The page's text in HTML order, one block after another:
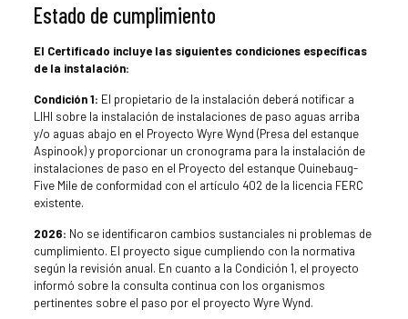
Estado de cumplimiento
El Certificado incluye las siguientes condiciones específicas
de la instalación:
Condición 1: El propietario de la instalación deberá notificar a
LIHI sobre la instalación de instalaciones de paso aguas arriba
y/o aguas abajo en el Proyecto Wyre Wynd (Presa del estanque
Aspinook) y proporcionar un cronograma para la instalación de
instalaciones de paso en el Proyecto del estanque Quinebaug-
Five Mile de conformidad con el artículo 402 de la licencia FERC
existente.
2026: No se identificaron cambios sustanciales ni problemas de
cumplimiento. El proyecto sigue cumpliendo con la normativa
según la revisión anual. En cuanto a la Condición 1, el proyecto
informó sobre la consulta continua con los organismos
pertinentes sobre el paso por el proyecto Wyre Wynd.